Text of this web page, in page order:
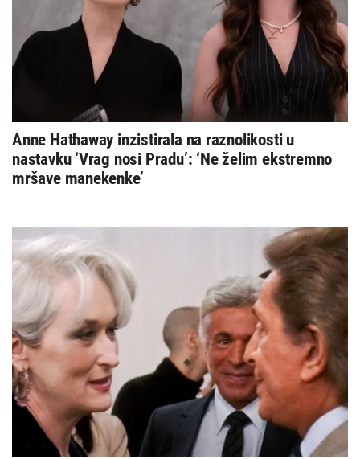
Anne Hathaway inzistirala na raznolikosti u
nastavku ‘Vrag nosi Pradu’: ‘Ne želim ekstremno
mršave manekenke’